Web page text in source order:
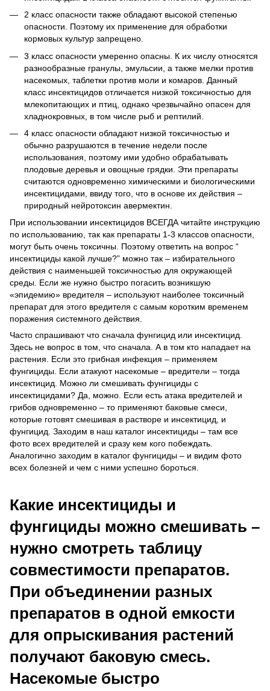
2 класс опасности также обладают высокой степенью
опасности. Поэтому их применение для обработки
кормовых культур запрещено.
3 класс опасности умеренно опасны. К их числу относятся
разнообразные гранулы, эмульсии, а также мелки против
насекомых, таблетки против моли и комаров. Данный
класс инсектицидов отличается низкой токсичностью для
млекопитающих и птиц, однако чрезвычайно опасен для
хладнокровных, в том числе рыб и рептилий.
4 класс опасности обладают низкой токсичностью и
обычно разрушаются в течение недели после
использования, поэтому ими удобно обрабатывать
плодовые деревья и овощные грядки. Эти препараты
считаются одновременно химическими и биологическими
инсектицидами, ввиду того, что в основе их действия –
природный нейротоксин авермектин.
При использовании инсектицидов ВСЕГДА читайте инструкцию
по использованию, так как препараты 1-3 классов опасности,
могут быть очень токсичны. Поэтому ответить на вопрос “
инсектициды какой лучше?” можно так – избирательного
действия с наименьшей токсичностью для окружающей
среды. Если же нужно быстро погасить возникшую
«эпидемию» вредителя – используют наиболее токсичный
препарат для этого вредителя с самым коротким временем
поражения системного действия.
Часто спрашивают что сначала фунгицид или инсектицид.
Здесь не вопрос в том, что сначала. А в том кто нападает на
растения. Если это грибная инфекция – применяем
фунгициды. Если атакуют насекомые – вредители – тогда
инсектицид. Можно ли смешивать фунгициды с
инсектицидами? Да, можно. Если есть атака вредителей и
грибов одновременно – то применяют баковые смеси,
которые готовят смешивая в растворе и инсектицид, и
фунгицид. Заходим в наш каталог инсектициды – там все
фото всех вредителей и сразу кем кого побеждать.
Аналогично заходим в каталог фунгициды – и видим фото
всех болезней и чем с ними успешно бороться.
Какие инсектициды и
фунгициды можно смешивать –
нужно смотреть таблицу
совместимости препаратов.
При объединении разных
препаратов в одной емкости
для опрыскивания растений
получают баковую смесь.
Насекомые быстро